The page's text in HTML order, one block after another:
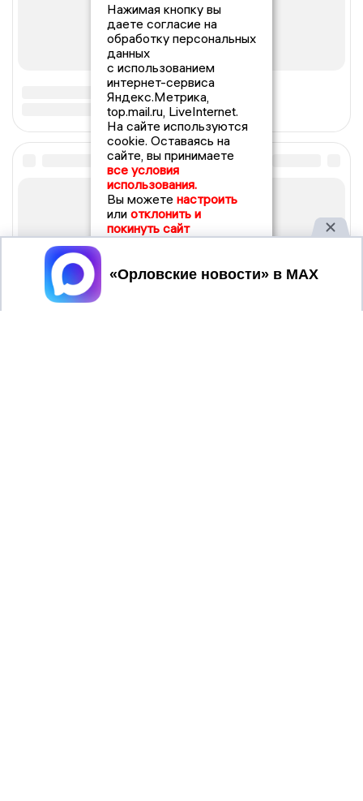
Нажимая кнопку вы
даете согласие на
обработку персональных
данных
с использованием
интернет-сервиса
Яндекс.Метрика,
top.mail.ru, LiveInternet.
На сайте используются
cookie. Оставаясь на
сайте, вы принимаете
все условия
использования.
Вы можете настроить
или отклонить и
покинуть сайт
Принять